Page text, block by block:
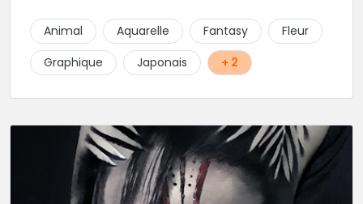
On vient de très loin pour se faire tatouer par cette
artiste ! N'hésitez pas à la contacter par téléphone:
0648079720 ou messages sur Instagram ou
Facebook.
Animal Aquarelle Fantasy
Fleur
Graphique
Japonais + 2